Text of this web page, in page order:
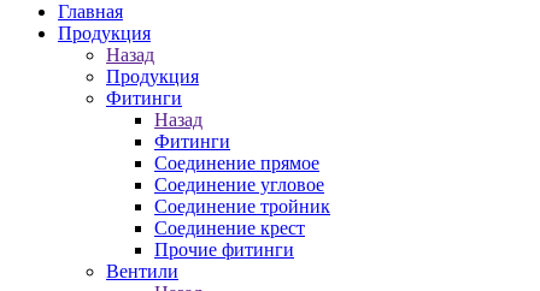
Главная
Продукция
Назад
Продукция
Фитинги
Назад
Фитинги
Соединение прямое
Соединение угловое
Соединение тройник
Соединение крест
Прочие фитинги
Вентили